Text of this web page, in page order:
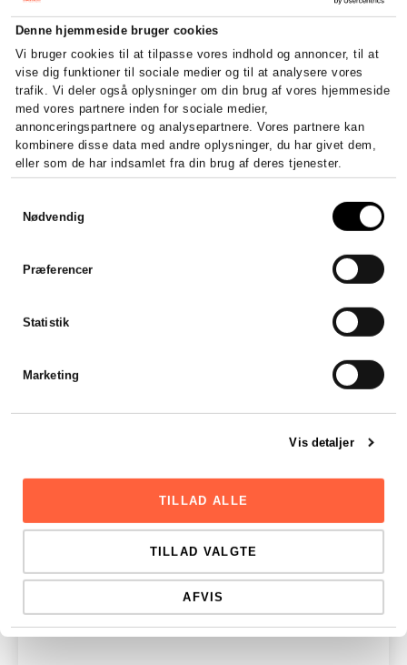
Denne hjemmeside bruger cookies
Vi bruger cookies til at tilpasse vores indhold og annoncer, til at
vise dig funktioner til sociale medier og til at analysere vores
trafik. Vi deler også oplysninger om din brug af vores hjemmeside
med vores partnere inden for sociale medier,
annonceringspartnere og analysepartnere. Vores partnere kan
kombinere disse data med andre oplysninger, du har givet dem,
eller som de har indsamlet fra din brug af deres tjenester.
Nødvendig
Præferencer
Statistik
Marketing
Vis detaljer
TILLAD ALLE
TILLAD VALGTE
AFVIS
krav, kapital og registrering